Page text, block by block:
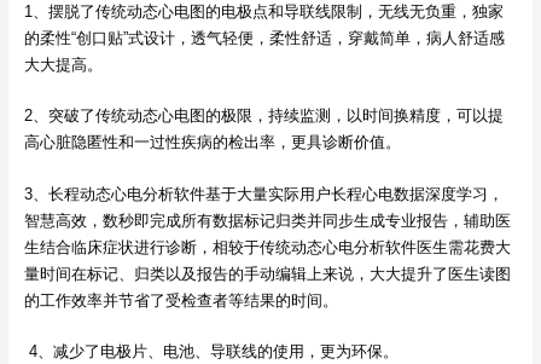
1、摆脱了传统动态心电图的电极点和导联线限制，无线无负重，独家
的柔性“创口贴”式设计，透气轻便，柔性舒适，穿戴简单，病人舒适感
大大提高。
2、突破了传统动态心电图的极限，持续监测，以时间换精度，可以提
高心脏隐匿性和一过性疾病的检出率，更具诊断价值。
3、长程动态心电分析软件基于大量实际用户长程心电数据深度学习，
智慧高效，数秒即完成所有数据标记归类并同步生成专业报告，辅助医
生结合临床症状进行诊断，相较于传统动态心电分析软件医生需花费大
量时间在标记、归类以及报告的手动编辑上来说，大大提升了医生读图
的工作效率并节省了受检查者等结果的时间。
4、减少了电极片、电池、导联线的使用，更为环保。